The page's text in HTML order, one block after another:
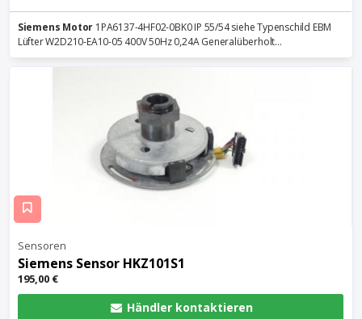
Siemens Motor 1PA6137-4HF02-0BK0 IP 55/54 siehe Typenschild EBM
Lüfter W2D210-EA10-05 400V 50Hz 0,24A Generalüberholt...
Sensoren
SiemensSensor HKZ101S1
195,00 €
Händler kontaktieren